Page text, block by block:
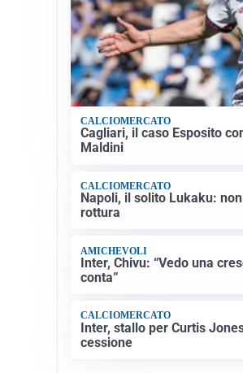
CALCIOMERCATO
Cagliari, il caso Esposito
Maldini
CALCIOMERCATO
Napoli, il solito Lukaku:
rottura
AMICHEVOLI
Inter, Chivu: “Vedo una
conta”
CALCIOMERCATO
Inter, stallo per Curtis
cessione